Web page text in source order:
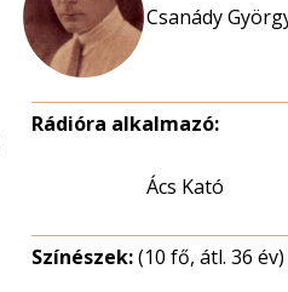
Csanády
Rádióra alkalmazó:
Ács Kató
Színészek:(10 fő, átl. 36 év)